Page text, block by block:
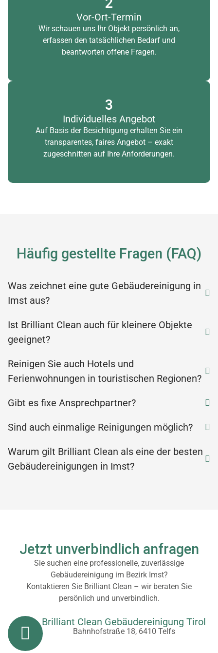
Vor-Ort-Termin
Wir schauen uns Ihr Objekt persönlich an,
erfassen den tatsächlichen Bedarf und
beantworten offene Fragen.
3
Individuelles Angebot
Auf Basis der Besichtigung erhalten Sie ein
transparentes, faires Angebot – exakt
zugeschnitten auf Ihre Anforderungen.
Häufig gestellte Fragen (FAQ)
Was zeichnet eine gute Gebäudereinigung in
Imst aus?
Ist Brilliant Clean auch für kleinere Objekte
geeignet?
Reinigen Sie auch Hotels und
Ferienwohnungen in touristischen Regionen?
Gibt es fixe Ansprechpartner?
Sind auch einmalige Reinigungen möglich?
Warum gilt Brilliant Clean als eine der besten
Gebäudereinigungen in Imst?
Jetzt unverbindlich anfragen
Sie suchen eine professionelle, zuverlässige
Gebäudereinigung im Bezirk Imst?
Kontaktieren Sie Brilliant Clean – wir beraten Sie
persönlich und unverbindlich.
Brilliant Clean Gebäudereinigung Tirol
Bahnhofstraße 18, 6410 Telfs